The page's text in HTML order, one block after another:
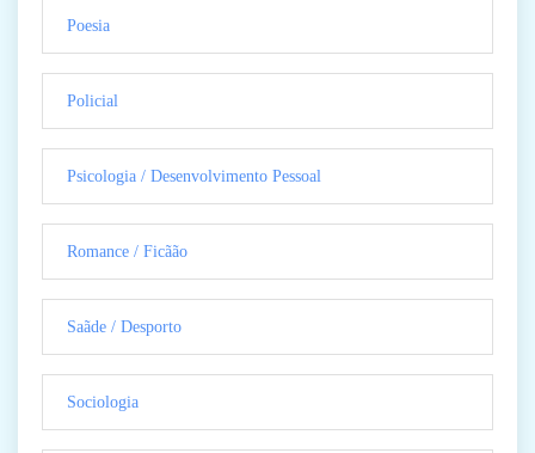
Poesia
Policial
Psicologia / Desenvolvimento Pessoal
Romance / Ficãão
Saãde / Desporto
Sociologia